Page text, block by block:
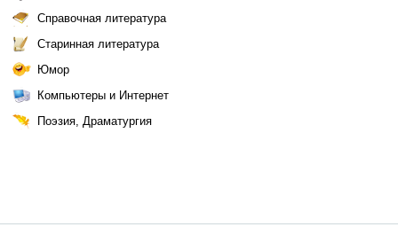
Справочная литература
Старинная литература
Юмор
Компьютеры и Интернет
Поэзия, Драматургия